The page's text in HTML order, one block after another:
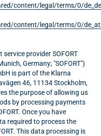
content/legal/terms/0/
content/legal/terms/0/
provider SOFORT
Germany; "SOFORT")
is part of the Klarna
46, 11134 Stockholm,
the purpose of allowing us
by processing payments
Once you have
required to process the
This data processing is